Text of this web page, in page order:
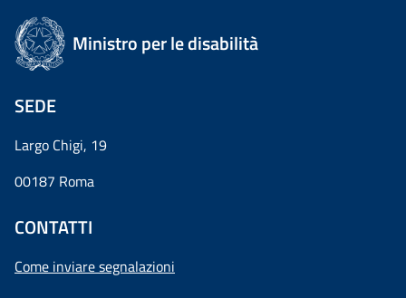
Ministro per le disabilità
SEDE
Largo Chigi, 19
00187 Roma
CONTATTI
Come inviare segnalazioni